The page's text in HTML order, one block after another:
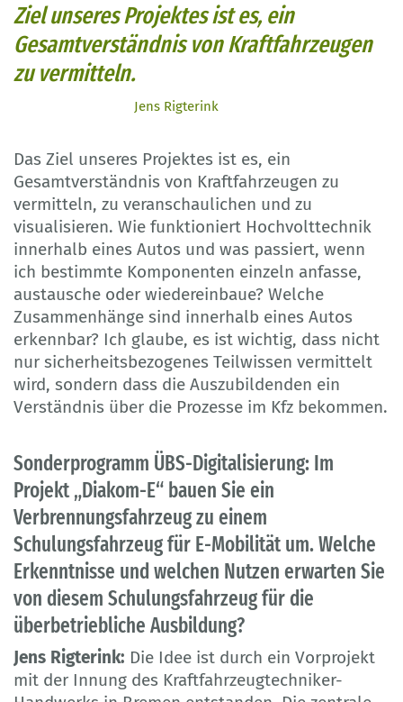
Ziel unseres Projektes ist es, ein
Gesamtverständnis von Kraftfahrzeugen
zu vermitteln.
Jens Rigterink
Das Ziel unseres Projektes ist es, ein
Gesamtverständnis von Kraftfahrzeugen zu
vermitteln, zu veranschaulichen und zu
visualisieren. Wie funktioniert Hochvolttechnik
innerhalb eines Autos und was passiert, wenn
ich bestimmte Komponenten einzeln anfasse,
austausche oder wiedereinbaue? Welche
Zusammenhänge sind innerhalb eines Autos
erkennbar? Ich glaube, es ist wichtig, dass nicht
nur sicherheitsbezogenes Teilwissen vermittelt
wird, sondern dass die Auszubildenden ein
Verständnis über die Prozesse im Kfz bekommen.
Sonderprogramm ÜBS-Digitalisierung: Im
Projekt „Diakom-E“ bauen Sie ein
Verbrennungsfahrzeug zu einem
Schulungsfahrzeug für E-Mobilität um. Welche
Erkenntnisse und welchen Nutzen erwarten Sie
von diesem Schulungsfahrzeug für die
überbetriebliche Ausbildung?
Jens Rigterink: Die Idee ist durch ein Vorprojekt
mit der Innung des Kraftfahrzeugtechniker-